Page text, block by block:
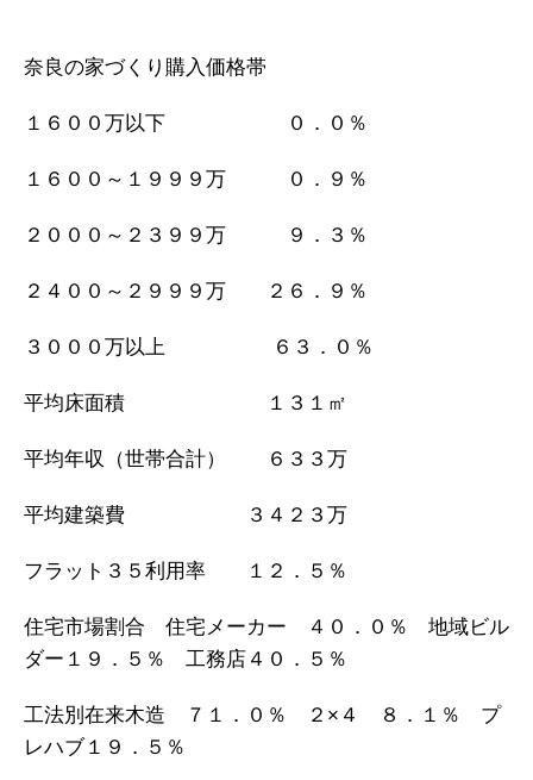
奈良の家づくり購入価格帯
１６００万以下 ０．０％
１６００～１９９９万 ０．９％
２０００～２３９９万 ９．３％
２４００～２９９９万 ２６．９％
３０００万以上 ６３．０％
平均床面積 １３１㎡
平均年収（世帯合計） ６３３万
平均建築費 ３４２３万
フラット３５利用率 １２．５％
住宅市場割合 住宅メーカー ４０．０％ 地域ビル
ダー１９．５％ 工務店４０．５％
工法別在来木造 ７１．０％ ２×４ ８．１％ プ
レハブ１９．５％